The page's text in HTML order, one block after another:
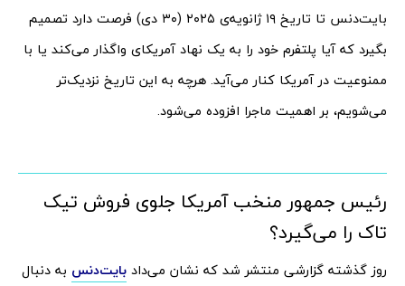
بایت‌دنس تا تاریخ ۱۹ ژانویه‌ی ۲۰۲۵ (۳۰ دی) فرصت دارد تصمیم
بگیرد که آیا پلتفرم خود را به یک نهاد آمریکای واگذار می‌کند یا با
ممنوعیت در آمریکا کنار می‌آید. هرچه به این تاریخ نزدیک‌تر
می‌شویم، بر اهمیت ماجرا افزوده می‌شود.
رئیس جمهور منخب آمریکا جلوی فروش تیک
تاک را می‌گیرد؟
روز گذشته گزارشی منتشر شد که نشان می‌داد بایت‌دنس به دنبال